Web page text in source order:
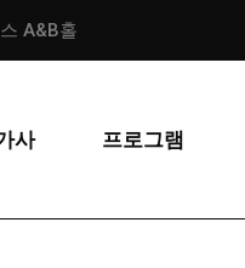
A&B홀
사 프로그램